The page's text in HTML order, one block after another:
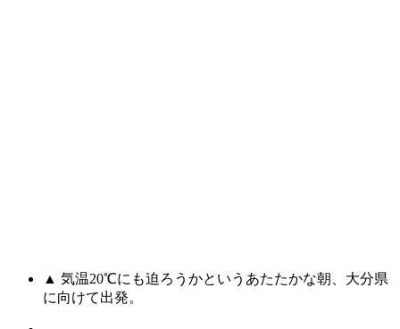
▲ 気温20℃にも迫ろうかというあたたかな朝、大分県
に向けて出発。